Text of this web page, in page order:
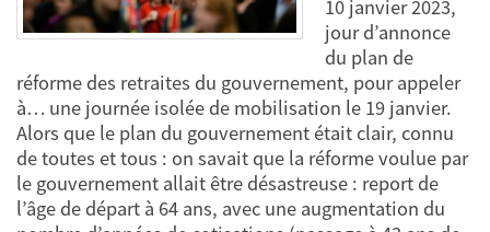
10 janvier 2023,
jour d’annonce
du plan de
réforme des retraites du gouvernement, pour appeler
à… une journée isolée de mobilisation le 19 janvier.
Alors que le plan du gouvernement était clair, connu
de toutes et tous : on savait que la réforme voulue par
le gouvernement allait être désastreuse : report de
l’âge de départ à 64 ans, avec une augmentation du